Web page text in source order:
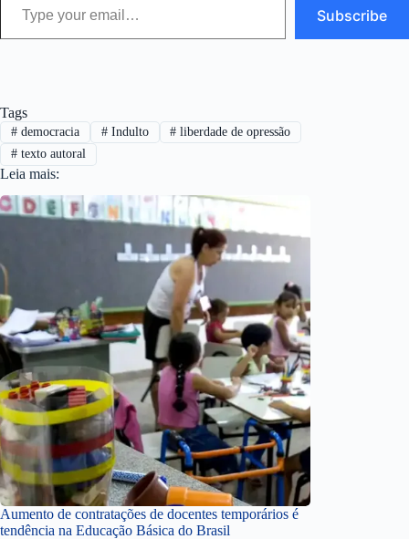
Subscribe
Tags
#democracia #Indulto # liberdade de opressão
#texto autoral
Leia mais:
Aumento de contratações de docentes temporários é
tendência na Educação Básica do Brasil